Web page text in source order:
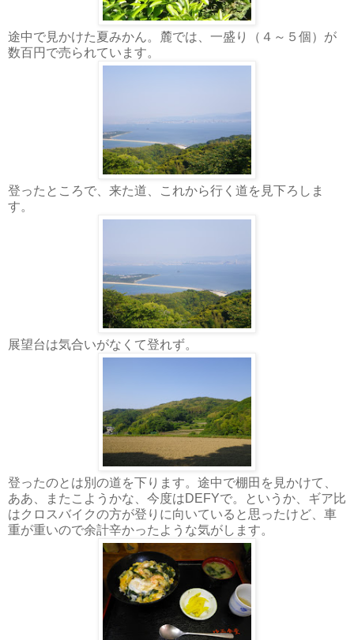
途中で見かけた夏みかん。麓では、一盛り（４～５個）が
数百円で売られています。
登ったところで、来た道、これから行く道を見下ろしま
す。
展望台は気合いがなくて登れず。
登ったのとは別の道を下ります。途中で棚田を見かけて、
ああ、またこようかな、今度はDEFYで。というか、ギア比
はクロスバイクの方が登りに向いていると思ったけど、車
重が重いので余計辛かったような気がします。